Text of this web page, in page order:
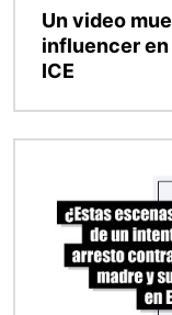
Un video
influencer en
ICE